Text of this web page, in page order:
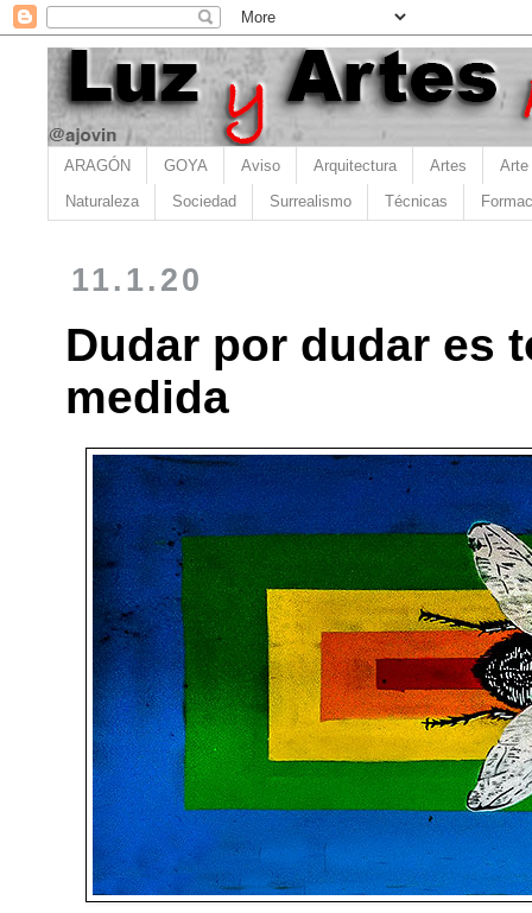
ARAGÓN GOYA Aviso Arquitectura Artes Arte
Naturaleza Sociedad Surrealismo Técnicas
11.1.20
Dudar por dudar es
medida